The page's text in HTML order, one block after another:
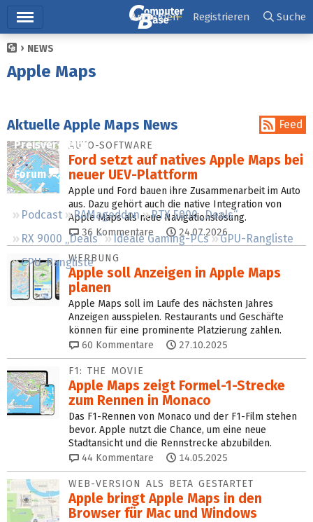
Ticker
Downloads
Preisvergleich
Forum
Podcast RAMageddon
RTX 5000 „Deals“
RX 9000 „Deals“
Ideale Gaming-PCs
GPU-Rangliste
CPU-Rangliste
Anmelden Registrieren Suche
NEWS
Apple Maps
Aktuelle Apple Maps News Feed
AUTO-SOFTWARE
Ford setzt auf natives Apple Maps bei
neuer UEV-Plattform
Apple und Ford bauen ihre Zusammenarbeit im Auto
aus. Dazu gehört auch die native Integration von
Apple Maps als neue Navigationslösung.
36 Kommentare 24.07.2026
WERBUNG
Apple soll Anzeigen in Apple Maps
planen
Apple Maps soll im Laufe des nächsten Jahres
Anzeigen ausspielen. Restaurants und Geschäfte
können für eine prominente Platzierung zahlen.
60 Kommentare 27.10.2025
F1: THE MOVIE
Apple Maps zeigt Formel-1-Strecke
zum Rennen in Monaco
Das F1-Rennen von Monaco und der F1-Film stehen
bevor. Apple nutzt die Chance, um eine neue
Stadtansicht und die Rennstrecke abzubilden.
44 Kommentare 14.05.2025
WEB-VERSION ALS BETA GESTARTET
Apple bringt Apple Maps in den
Browser für Mac und Windows